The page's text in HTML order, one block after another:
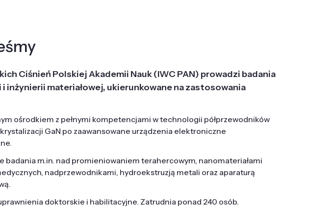
Ciśnień Polskiej Akademii Nauk (IWC PAN) prowadzi badania
i inżynierii materiałowej, ukierunkowane na zastosowania
ośrodkiem z pełnymi kompetencjami w technologii półprzewodników
GaN po zaawansowane urządzenia elektroniczne
badania m.in. nad promieniowaniem terahercowym, nanomateriałami
nadprzewodnikami, hydroekstruzją metali oraz aparaturą
doktorskie i habilitacyjne. Zatrudnia ponad 240 osób.